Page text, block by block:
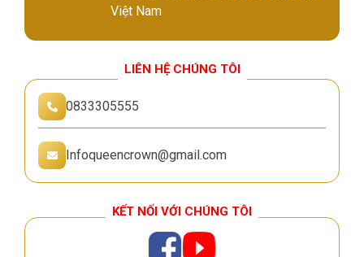
Việt Nam
LIÊN HỆ CHÚNG TÔI
0833305555
Infoqueencrown@gmail.com
KẾT NỐI VỚI CHÚNG TÔI